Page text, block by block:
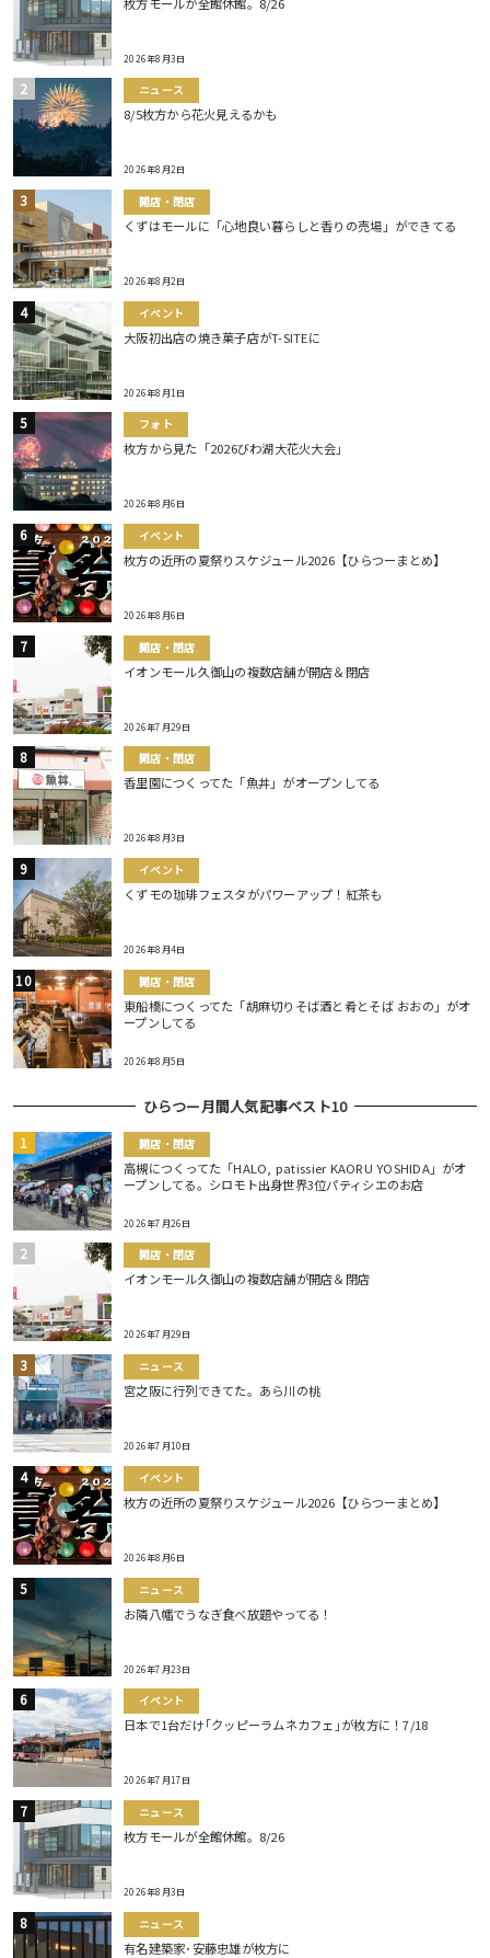
2026年8月3日
ニュース
8/5枚方から花火見えるかも
2026年8月2日
開店・閉店
くずはモールに「心地良い暮らしと香りの売場」ができてる
2026年8月2日
イベント
大阪初出店の焼き菓子店がT-SITEに
2026年8月1日
フォト
枚方から見た「2026びわ湖大花火大会」
2026年8月6日
イベント
枚方の近所の夏祭りスケジュール2026【ひらつーまとめ】
2026年8月6日
開店・閉店
イオンモール久御山の複数店舗が開店＆閉店
2026年7月29日
開店・閉店
香里園につくってた「魚丼」がオープンしてる
2026年8月3日
イベント
くずモの珈琲フェスタがパワーアップ！紅茶も
2026年8月4日
開店・閉店
東船橋につくってた「胡麻切りそば酒と肴とそば おおの」がオ
ープンしてる
2026年8月5日
ひらつー月間人気記事ベスト10
開店・閉店
高槻につくってた「HALO, patissier KAORU YOSHIDA」がオ
ープンしてる。シロモト出身世界3位パティシエのお店
2026年7月26日
開店・閉店
イオンモール久御山の複数店舗が開店＆閉店
2026年7月29日
ニュース
宮之阪に行列できてた。あら川の桃
2026年7月10日
イベント
枚方の近所の夏祭りスケジュール2026【ひらつーまとめ】
2026年8月6日
ニュース
お隣八幡でうなぎ食べ放題やってる！
2026年7月23日
イベント
日本で1台だけ｢クッピーラムネカフェ｣が枚方に！7/18
2026年7月17日
ニュース
枚方モールが全館休館。8/26
2026年8月3日
ニュース
有名建築家･安藤忠雄が枚方に